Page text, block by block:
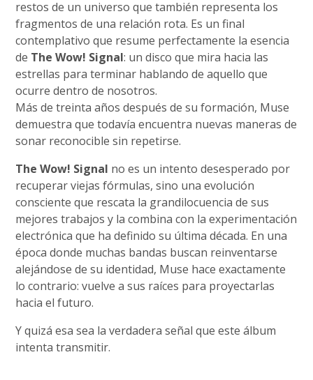
restos de un universo que también representa los
fragmentos de una relación rota. Es un final
contemplativo que resume perfectamente la esencia
de The Wow! Signal: un disco que mira hacia las
estrellas para terminar hablando de aquello que
ocurre dentro de nosotros.
Más de treinta años después de su formación, Muse
demuestra que todavía encuentra nuevas maneras de
sonar reconocible sin repetirse.
The Wow! Signal no es un intento desesperado por
recuperar viejas fórmulas, sino una evolución
consciente que rescata la grandilocuencia de sus
mejores trabajos y la combina con la experimentación
electrónica que ha definido su última década. En una
época donde muchas bandas buscan reinventarse
alejándose de su identidad, Muse hace exactamente
lo contrario: vuelve a sus raíces para proyectarlas
hacia el futuro.
Y quizá esa sea la verdadera señal que este álbum
intenta transmitir.